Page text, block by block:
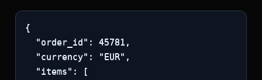
{
  "order_id": 45781,
  "currency": "EUR",
  "items": [